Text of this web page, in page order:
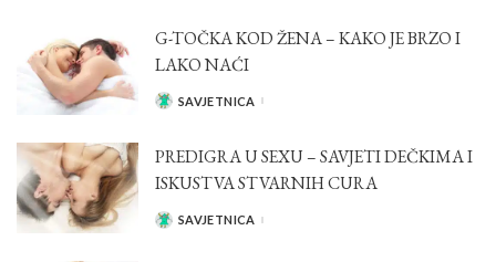
G-TOČKA KOD ŽENA – KAKO JE BRZO I
LAKO NAĆI
POSTED
SAVJETNICA
PREDIGRA U SEXU – SAVJETI DEČKIMA I
ISKUSTVA STVARNIH CURA
POSTED
SAVJETNICA